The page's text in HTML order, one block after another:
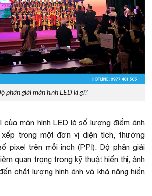
phân giải màn hình LED là gì?
của màn hình LED là số lượng điểm ảnh
trong một đơn vị diện tích, thường
pixel trên mỗi inch (PPI). Độ phân giải
quan trọng trong kỹ thuật hiển thị, ảnh
chất lượng hình ảnh và khả năng hiển